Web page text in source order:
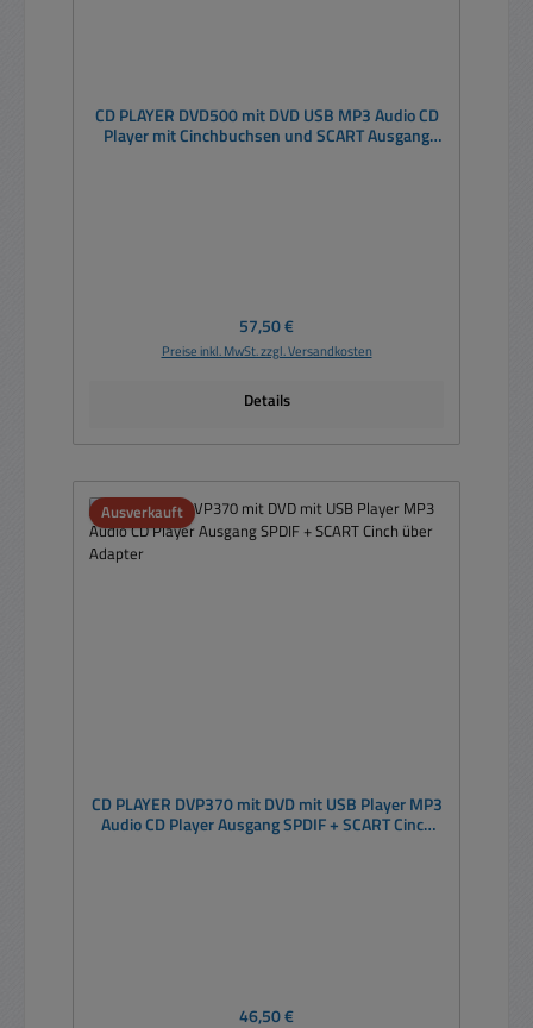
CD PLAYER DVD500 mit DVD USB MP3 Audio CD
Player mit Cinchbuchsen und SCART Ausgang
Regulärer Preis:
57,50 €
Preise inkl. MwSt. zzgl. Versandkosten
Details
Ausverkauft
CD PLAYER DVP370 mit DVD mit USB Player MP3
Audio CD Player Ausgang SPDIF + SCART Cinch
Regulärer Preis:
46,50 €